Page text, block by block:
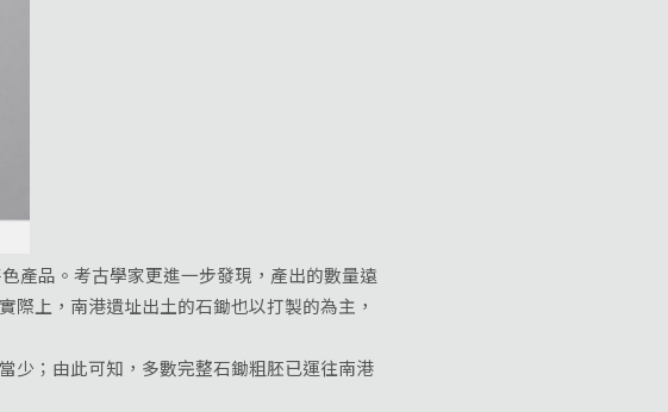
品。考古學家更進一步發現，產出的數量遠
上，南港遺址出土的石鋤也以打製的為主，
；由此可知，多數完整石鋤粗胚已運往南港